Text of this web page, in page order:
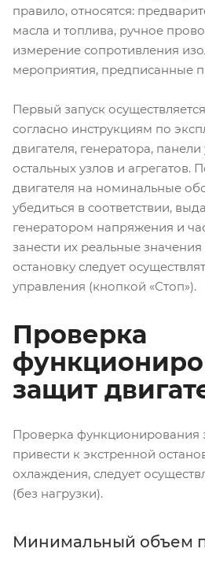
правило, относятся:
масла и топлива, ручное
измерение сопротивления
мероприятия, предписанные
Первый запуск
согласно инструкциям по
двигателя, генератора,
остальных узлов и агрегатов.
двигателя на номинальные
убедиться в соответствии,
генератором напряжения и
занести их реальные
остановку следует
управления (кнопкой «Стоп»).
Проверка
защит
Проверка функционирования
привести к экстренной
охлаждения, следует
(без нагрузки).
Минимальный объем